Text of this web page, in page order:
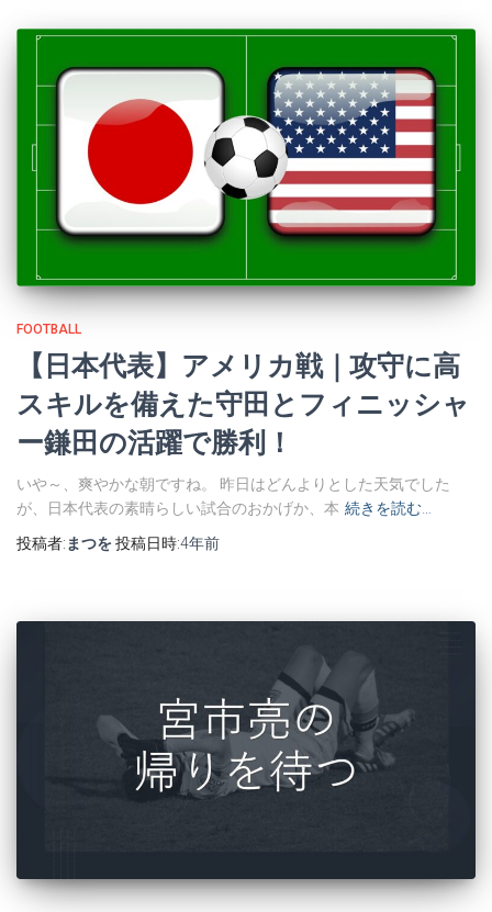
FOOTBALL
【日本代表】アメリカ戦｜攻守に高
スキルを備えた守田とフィニッシャ
ー鎌田の活躍で勝利！
いや～、爽やかな朝ですね。 昨日はどんよりとした天気でした
が、日本代表の素晴らしい試合のおかげか、本 続きを読む…
投稿者: まつを投稿日時:4年前